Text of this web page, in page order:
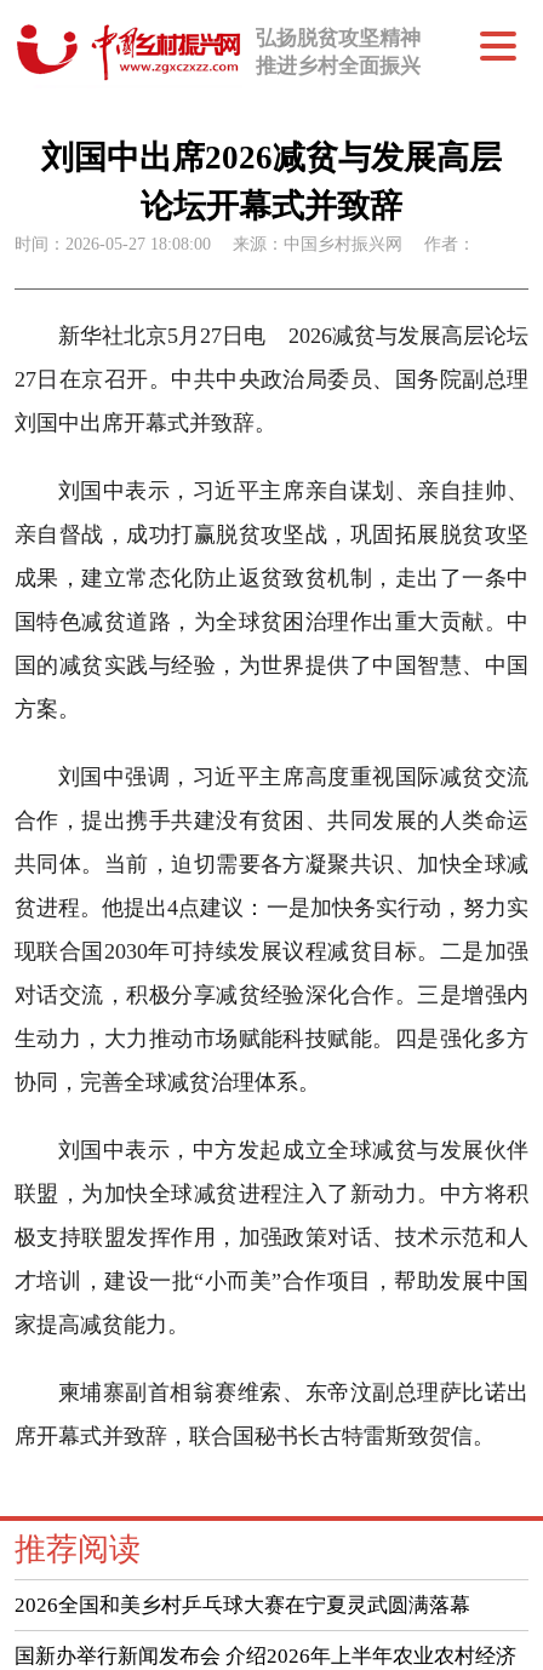
弘扬脱贫攻坚精神
推进乡村全面振兴
刘国中出席2026减贫与发展高层
论坛开幕式并致辞
时间：2026-05-27 18:08:00 来源：中国乡村振兴网 作者：
新华社北京5月27日电 2026减贫与发展高层论坛
27日在京召开。中共中央政治局委员、国务院副总理
刘国中出席开幕式并致辞。
刘国中表示，习近平主席亲自谋划、亲自挂帅、
亲自督战，成功打赢脱贫攻坚战，巩固拓展脱贫攻坚
成果，建立常态化防止返贫致贫机制，走出了一条中
国特色减贫道路，为全球贫困治理作出重大贡献。中
国的减贫实践与经验，为世界提供了中国智慧、中国
方案。
刘国中强调，习近平主席高度重视国际减贫交流
合作，提出携手共建没有贫困、共同发展的人类命运
共同体。当前，迫切需要各方凝聚共识、加快全球减
贫进程。他提出4点建议：一是加快务实行动，努力实
现联合国2030年可持续发展议程减贫目标。二是加强
对话交流，积极分享减贫经验深化合作。三是增强内
生动力，大力推动市场赋能科技赋能。四是强化多方
协同，完善全球减贫治理体系。
刘国中表示，中方发起成立全球减贫与发展伙伴
联盟，为加快全球减贫进程注入了新动力。中方将积
极支持联盟发挥作用，加强政策对话、技术示范和人
才培训，建设一批“小而美”合作项目，帮助发展中国
家提高减贫能力。
柬埔寨副首相翁赛维索、东帝汶副总理萨比诺出
席开幕式并致辞，联合国秘书长古特雷斯致贺信。
推荐阅读
2026全国和美乡村乒乓球大赛在宁夏灵武圆满落幕
国新办举行新闻发布会 介绍2026年上半年农业农村经济